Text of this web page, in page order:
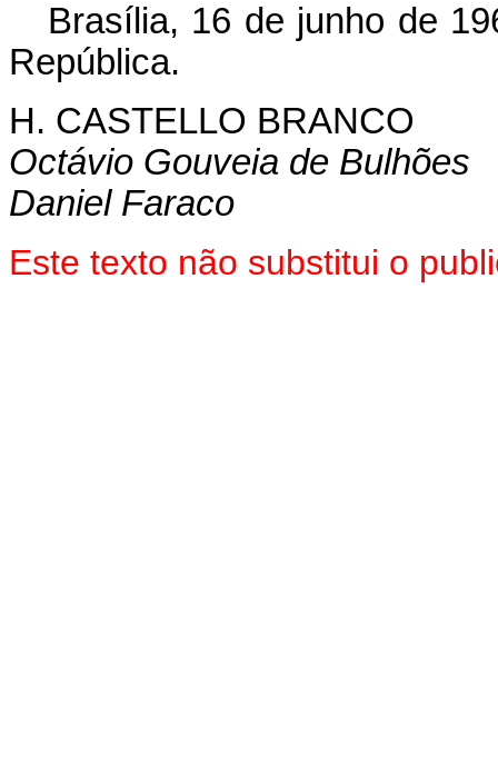
Brasília, 16 de junho de
República.
H. CASTELLO BRANCO
Octávio Gouveia de Bulhões
Daniel Faraco
Este texto não substitui o